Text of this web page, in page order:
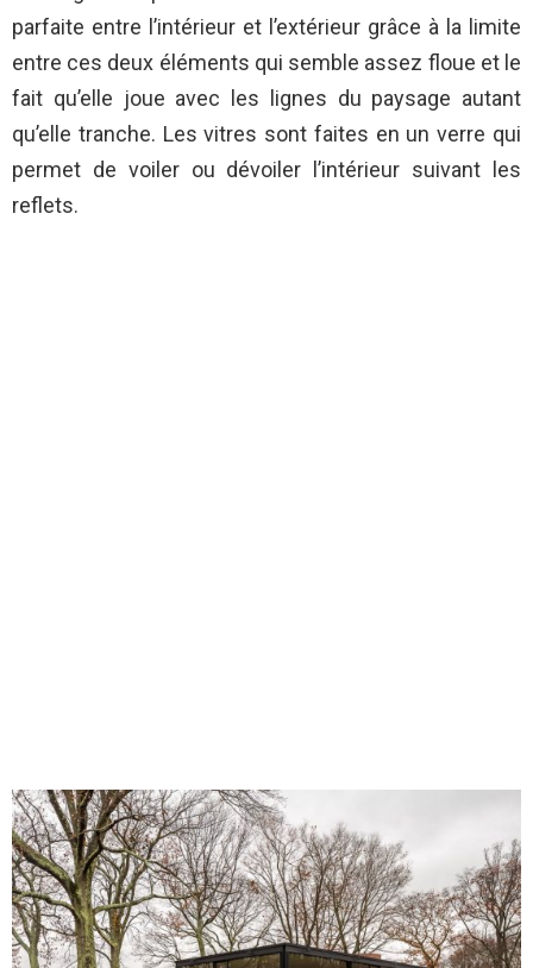
parfaite entre l’intérieur et l’extérieur grâce à la limite
entre ces deux éléments qui semble assez floue et le
fait qu’elle joue avec les lignes du paysage autant
qu’elle tranche. Les vitres sont faites en un verre qui
permet de voiler ou dévoiler l’intérieur suivant les
reflets.